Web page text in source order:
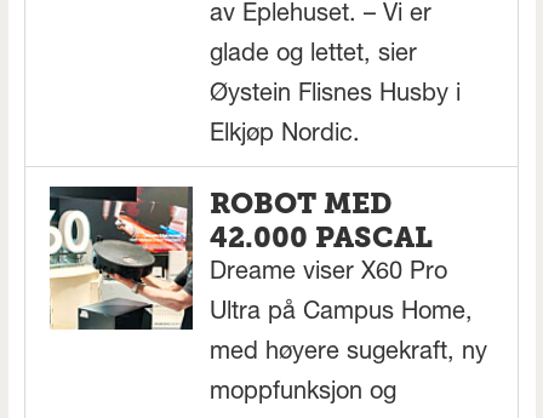
av Eplehuset. – Vi er
glade og lettet, sier
Øystein Flisnes Husby i
Elkjøp Nordic.
ROBOT MED
42.000 PASCAL
Dreame viser X60 Pro
Ultra på Campus Home,
med høyere sugekraft, ny
moppfunksjon og